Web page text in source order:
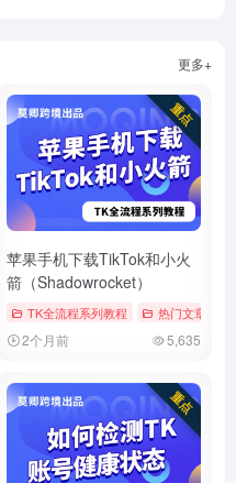
更多+
# tiktok # 修改地区 # 修改时区
苹果手机下载TikTok和小火
箭（Shadowrocket）
TK全流程系列教程 热门文章
2个月前 5,635